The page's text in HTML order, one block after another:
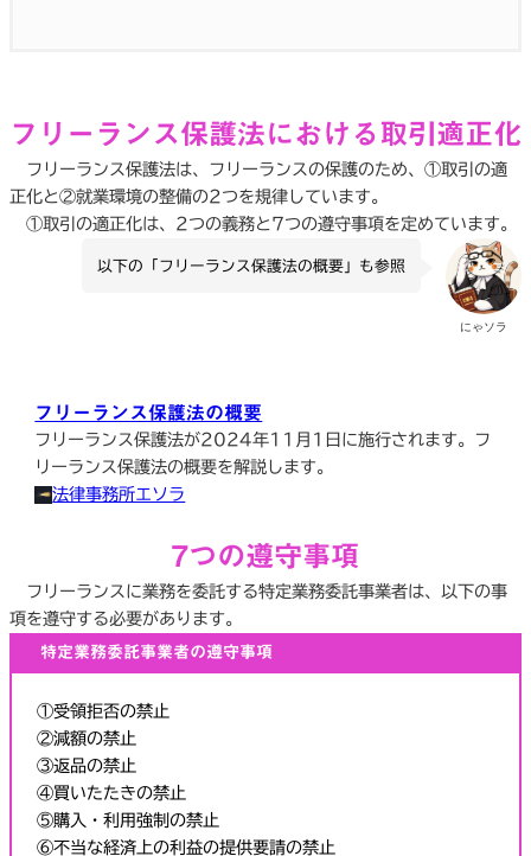
フリーランス保護法における取引適正化
フリーランス保護法は、フリーランスの保護のため、①取引の適
正化と②就業環境の整備の2つを規律しています。
①取引の適正化は、2つの義務と7つの遵守事項を定めています。
にゃソラ
以下の「フリーランス保護法の概要」も参照
フリーランス保護法の概要
フリーランス保護法が2024年11月1日に施行されます。フ
リーランス保護法の概要を解説します。
法律事務所エソラ
7つの遵守事項
フリーランスに業務を委託する特定業務委託事業者は、以下の事
項を遵守する必要があります。
特定業務委託事業者の遵守事項
①受領拒否の禁止
②減額の禁止
③返品の禁止
④買いたたきの禁止
⑤購⼊・利⽤強制の禁⽌
⑥不当な経済上の利益の提供要請の禁⽌